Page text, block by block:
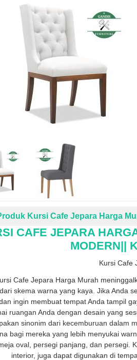
Kursi Cafe Jepara Harga
CAFE JEPARA
MODERN||
Kursi Cafe
Cafe Jepara Harga Murah
skema warna yang kaya. Jika Anda
ingin membuat tempat Anda tampil
ruangan Anda dengan desain yang
sinonim dari kecemburuan dalam
bagi mereka yang lebih menyukai
oval, persegi panjang, dan persegi.
interior, juga dapat digunakan di